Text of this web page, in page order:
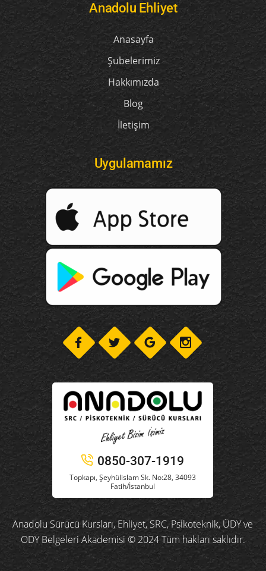
Anadolu Ehliyet
Anasayfa
Şubelerimiz
Hakkımızda
Blog
İletişim
Uygulamamız
0850-307-1919
Topkapı, Şeyhülislam Sk. No:28, 34093
Fatih/İstanbul
Anadolu Sürücü Kursları, Ehliyet, SRC, Psikoteknik, ÜDY ve
ODY Belgeleri Akademisi © 2024 Tüm hakları saklıdır.